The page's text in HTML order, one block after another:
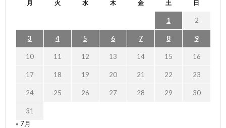
月 火 水 木 金 土 日
1 2
3 4 5 6 7 8 9
10 11 12 13 14 15 16
17 18 19 20 21 22 23
24 25 26 27 28 29 30
31
« 7月